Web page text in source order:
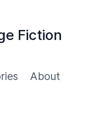
Fiction
About